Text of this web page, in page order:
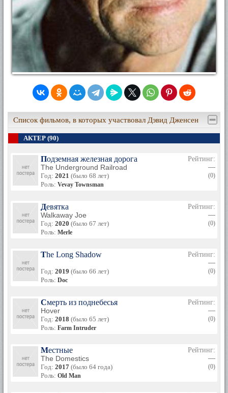
Список фильмов, в которых участвовал Дэвид Дженсен
АКТЕР (90)
Подземная железная дорога
The Underground Railroad
Год: 2021 (было 68 лет)
Роль: Vevay Townsman
Рейтинг:
—
(0)
Девятка
Walkaway Joe
Год: 2020 (было 67 лет)
Роль: Merle
Рейтинг:
—
(0)
The Long Shadow
Год: 2019 (было 66 лет)
Роль: Doc
Рейтинг:
—
(0)
Смерть из поднебесья
Hover
Год: 2018 (было 65 лет)
Роль: Farm Intruder
Рейтинг:
—
(0)
Местные
The Domestics
Год: 2017 (было 64 года)
Роль: Old Man
Рейтинг:
—
(0)